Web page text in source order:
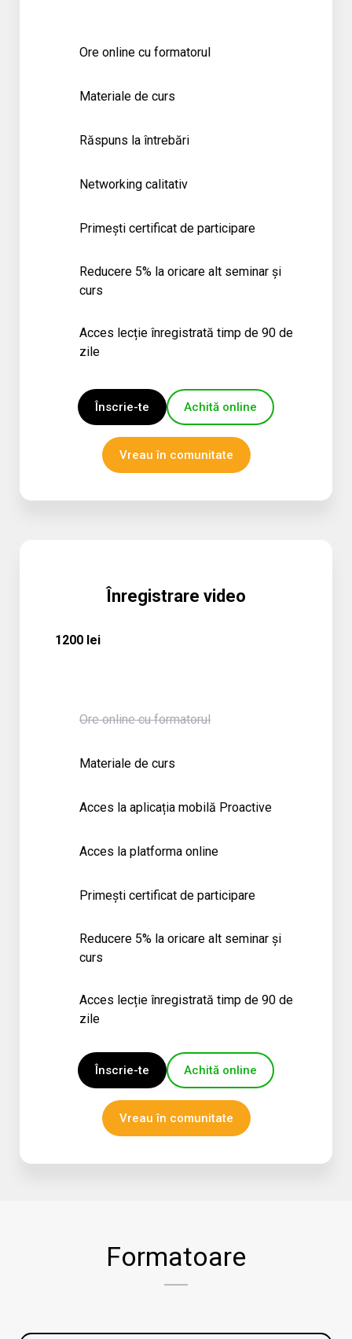
Ore online cu formatorul
Materiale de curs
Răspuns la întrebări
Networking calitativ
Primești certificat de participare
Reducere 5% la oricare alt seminar și
curs
Acces lecție înregistrată timp de 90 de
zile
Înscrie-te Achită online
Vreau în comunitate
Înregistrare video
1200 lei
Ore online cu formatorul
Materiale de curs
Acces la aplicația mobilă Proactive
Acces la platforma online
Primești certificat de participare
Reducere 5% la oricare alt seminar și
curs
Acces lecție înregistrată timp de 90 de
zile
Înscrie-te Achită online
Vreau în comunitate
Formatoare